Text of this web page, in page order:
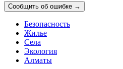
Сообщить об ошибке →
Безопасность
Жилье
Села
Экология
Алматы